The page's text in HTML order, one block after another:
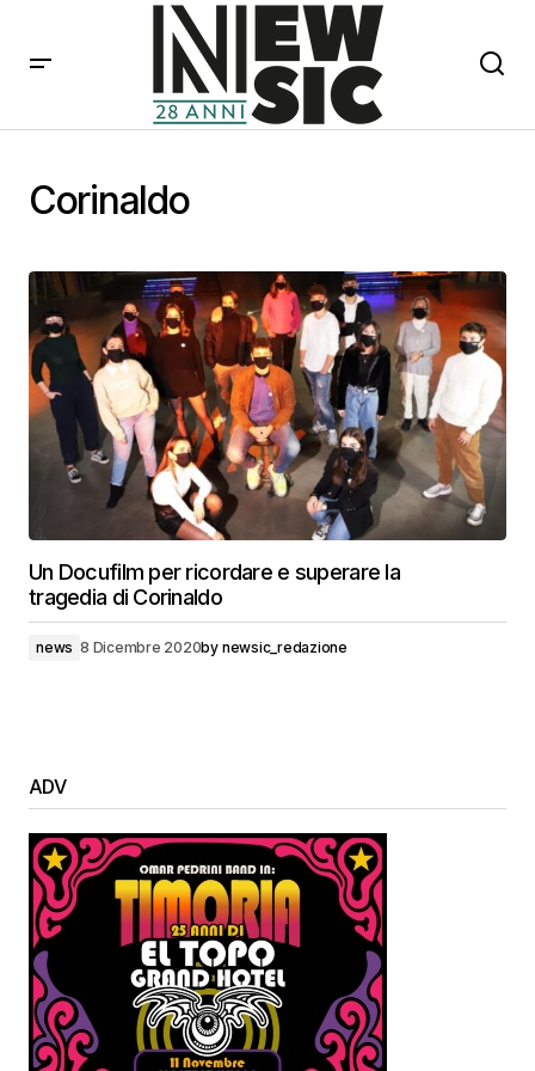
Corinaldo
Un Docufilm per ricordare e superare la
tragedia di Corinaldo
news 8 Dicembre 2020by newsic_redazione
ADV